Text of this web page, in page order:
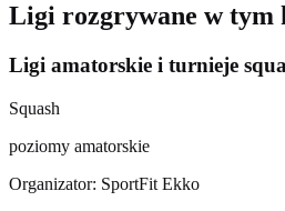
Ligi rozgrywane w tym
Ligi amatorskie i turnieje
Squash
poziomy amatorskie
Organizator: SportFit Ekko